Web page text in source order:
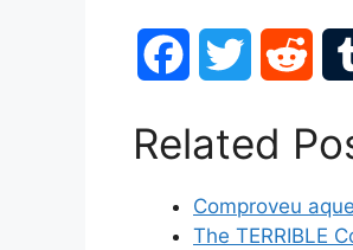
c
e
i
t
d
d
Related
Comproveu
The TERRIBLE